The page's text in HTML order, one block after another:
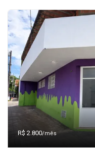
R$ 2.800/mês